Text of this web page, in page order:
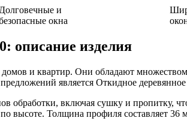
Долговечные и
окна
описание изделия
и квартир. Они обладают
является Откидное
обработки, включая сушку и пропитку,
высоте. Толщина профиля составляет 36